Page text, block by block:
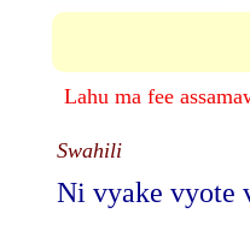
Lahu ma fee
Swahili
Ni vyake vyote